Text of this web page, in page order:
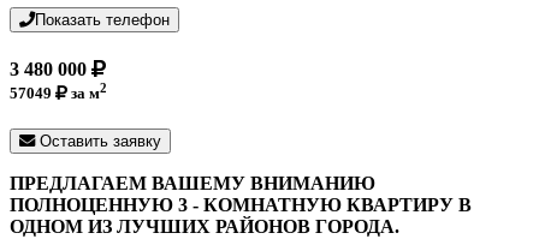
Показать телефон
3 480 000
57049 за м2
Оставить заявку
ПРЕДЛАГАЕМ ВАШЕМУ ВНИМАНИЮ
ПОЛНОЦЕННУЮ 3 - КОМНАТНУЮ КВАРТИРУ В
ОДНОМ ИЗ ЛУЧШИХ РАЙОНОВ ГОРОДА.